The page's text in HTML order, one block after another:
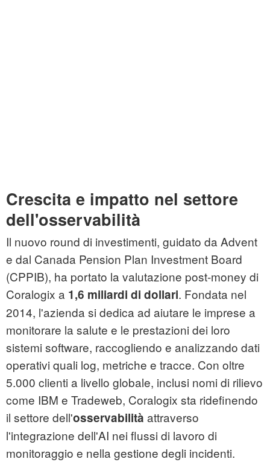
Crescita e impatto nel settore
dell'osservabilità
Il nuovo round di investimenti, guidato da Advent
e dal Canada Pension Plan Investment Board
(CPPIB), ha portato la valutazione post-money di
Coralogix a 1,6 miliardi di dollari. Fondata nel
2014, l'azienda si dedica ad aiutare le imprese a
monitorare la salute e le prestazioni dei loro
sistemi software, raccogliendo e analizzando dati
operativi quali log, metriche e tracce. Con oltre
5.000 clienti a livello globale, inclusi nomi di rilievo
come IBM e Tradeweb, Coralogix sta ridefinendo
il settore dell'osservabilità attraverso
l'integrazione dell'AI nei flussi di lavoro di
monitoraggio e nella gestione degli incidenti.